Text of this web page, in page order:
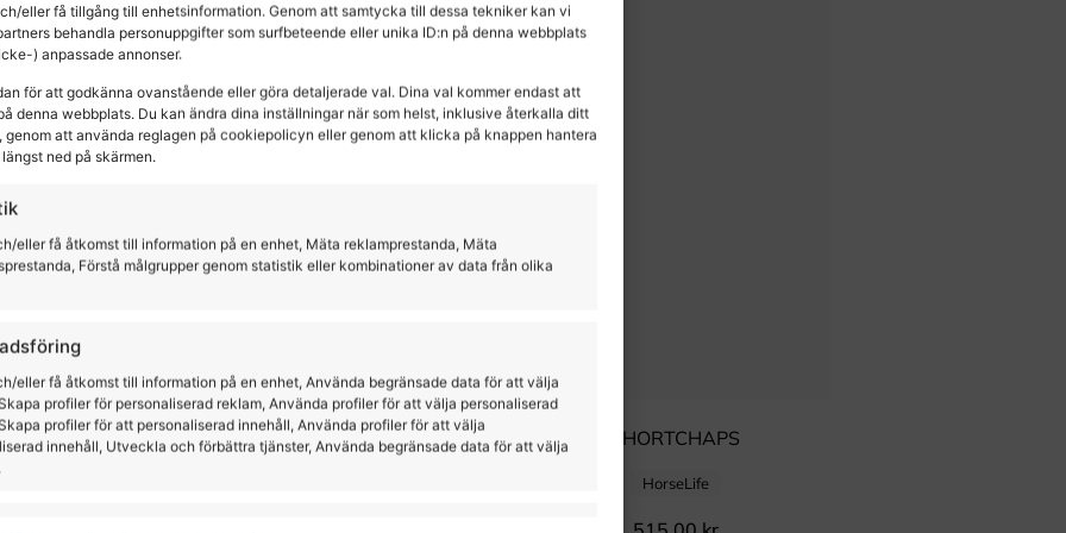
eller få tillgång till enhetsinformation. Genom att samtycka till dessa tekniker kan vi
behandla personuppgifter som surfbeteende eller unika ID:n på denna webbplats
) anpassade annonser.
för att godkänna ovanstående eller göra detaljerade val. Dina val kommer endast att
denna webbplats. Du kan ändra dina inställningar när som helst, inklusive återkalla ditt
genom att använda reglagen på cookiepolicyn eller genom att klicka på knappen hantera
ned på skärmen.
eller få åtkomst till information på en enhet, Mäta reklamprestanda, Mäta
Förstå målgrupper genom statistik eller kombinationer av data från olika
eller få åtkomst till information på en enhet, Använda begränsade data för att välja
profiler för personaliserad reklam, Använda profiler för att välja personaliserad
profiler för att personaliserad innehåll, Använda profiler för att välja
innehåll, Utveckla och förbättra tjänster, Använda begränsade data för att välja
Gab Softshell Långa Chaps i Skinn SHORTCHAPS
HorseLife